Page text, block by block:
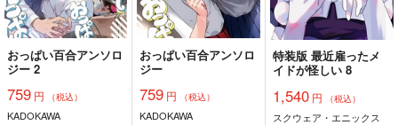
おっぱい百合アンソロ
ジー 2
759 円 （税込）
KADOKAWA
おっぱい百合アンソロ
ジー
759 円 （税込）
KADOKAWA
特装版 最近雇ったメ
イドが怪しい 8
1,540円 （税込）
スクウェア・エニックス